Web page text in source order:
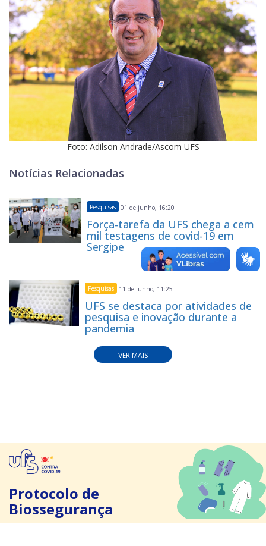
Foto: Adilson Andrade/Ascom UFS
Notícias Relacionadas
Pesquisas 01 de junho, 16:20
Força-tarefa da UFS chega a cem
mil testagens de covid-19 em
Sergipe
Pesquisas 11 de junho, 11:25
UFS se destaca por atividades de
pesquisa e inovação durante a
pandemia
VER MAIS
Protocolo de
Biossegurança